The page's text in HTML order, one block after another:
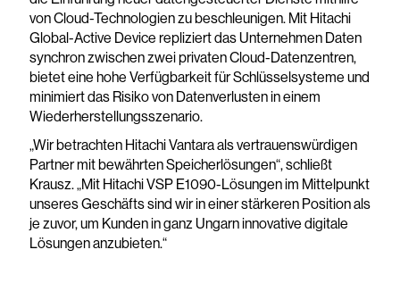
von Cloud-Technologien zu beschleunigen. Mit Hitachi
Global-Active Device repliziert das Unternehmen Daten
synchron zwischen zwei privaten Cloud-Datenzentren,
bietet eine hohe Verfügbarkeit für Schlüsselsysteme und
minimiert das Risiko von Datenverlusten in einem
Wiederherstellungsszenario.
„Wir betrachten Hitachi Vantara als vertrauenswürdigen
Partner mit bewährten Speicherlösungen“, schließt
Krausz. „Mit Hitachi VSP E1090-Lösungen im Mittelpunkt
unseres Geschäfts sind wir in einer stärkeren Position als
je zuvor, um Kunden in ganz Ungarn innovative digitale
Lösungen anzubieten.“